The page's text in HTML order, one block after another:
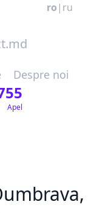
ro | ru
Despre noi
Apel